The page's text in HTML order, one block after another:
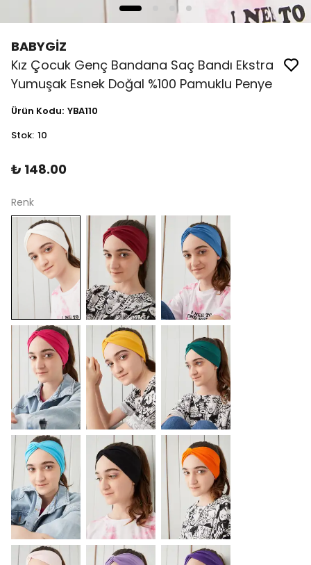
BABYGİZ
Kız Çocuk Genç Bandana Saç Bandı Ekstra
Yumuşak Esnek Doğal %100 Pamuklu Penye
Ürün Kodu: YBA110
Stok: 10
₺ 148.00
Renk